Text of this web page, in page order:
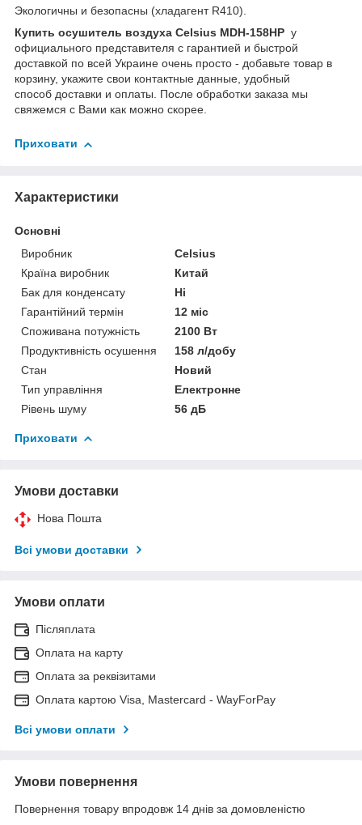
Экологичны и безопасны (хладагент R410).
Купить осушитель воздуха Celsius MDH-158HP у
официального представителя с гарантией и быстрой
доставкой по всей Украине очень просто - добавьте товар в
корзину, укажите свои контактные данные, удобный
способ доставки и оплаты. После обработки заказа мы
свяжемся с Вами как можно скорее.
Приховати
Характеристики
Основні
Виробник
Celsius
Країна виробник
Китай
Бак для конденсату
Ні
Гарантійний термін
12 міс
Споживана потужність
2100 Вт
Продуктивність осушення
158 л/добу
Стан
Новий
Тип управління
Електронне
Рівень шуму
56 дБ
Приховати
Умови доставки
Нова Пошта
Всі умови доставки
Умови оплати
Післяплата
Оплата на карту
Оплата за реквізитами
Оплата картою Visa, Mastercard - WayForPay
Всі умови оплати
Умови повернення
Повернення товару впродовж 14 днів за домовленістю